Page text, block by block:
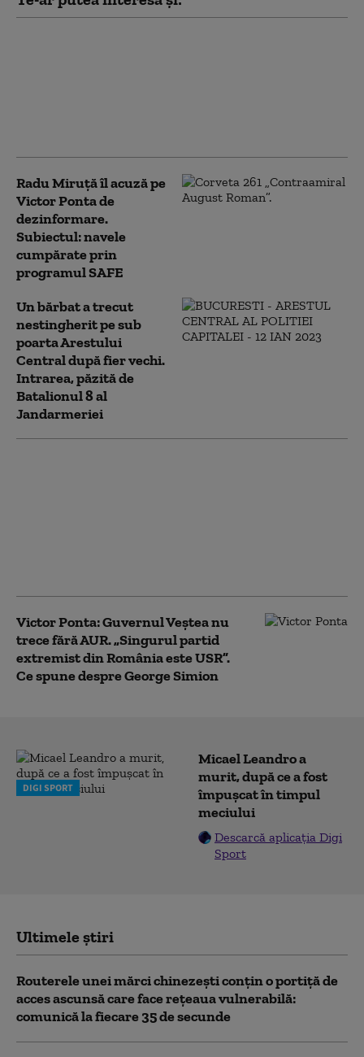
Radu Miruță îl acuză pe
Victor Ponta de
dezinformare.
Subiectul: navele
cumpărate prin
programul SAFE
Un bărbat a trecut
nestingherit pe sub
poarta Arestului
Central după fier vechi.
Intrarea, păzită de
Batalionul 8 al
Jandarmeriei
Victor Ponta: Guvernul Veștea nu
trece fără AUR. „Singurul partid
extremist din România este USR”.
Ce spune despre George Simion
DIGI SPORT
Micael Leandro a
murit, după ce a fost
împușcat în timpul
meciului
Descarcă aplicația Digi
Sport
Ultimele știri
Routerele unei mărci chinezești conțin o portiță de
acces ascunsă care face rețeaua vulnerabilă:
comunică la fiecare 35 de secunde